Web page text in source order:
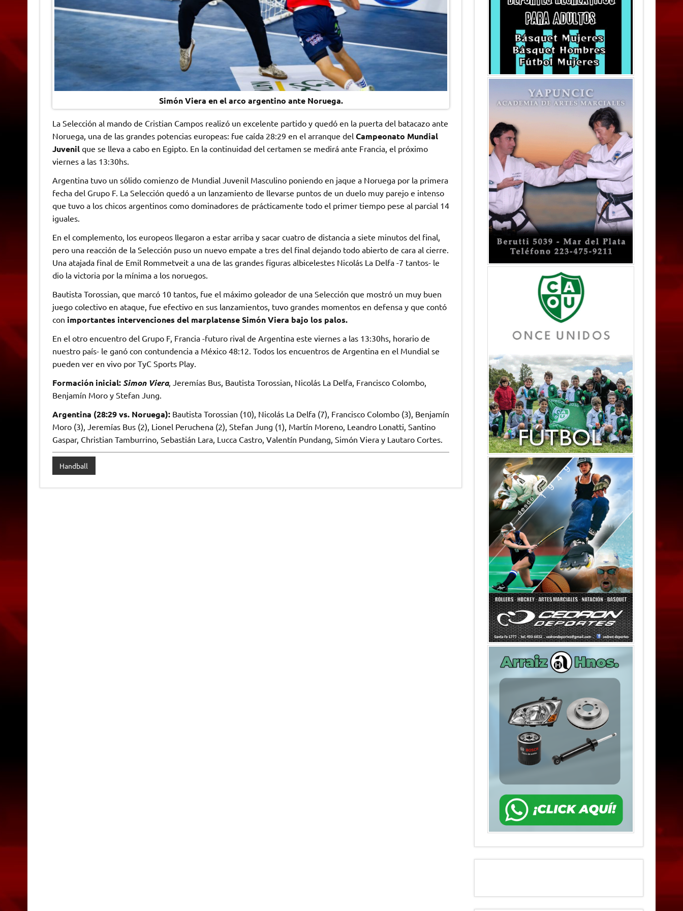
Simón Viera en el arco argentino ante Noruega.
La Selección al mando de Cristian Campos realizó un excelente partido y quedó en la puerta del batacazo ante
Noruega, una de las grandes potencias europeas: fue caída 28:29 en el arranque del Campeonato Mundial
Juvenilque se lleva a cabo en Egipto. En la continuidad del certamen se medirá ante Francia, el próximo
viernes a las 13:30hs.
Argentina tuvo un sólido comienzo de Mundial Juvenil Masculino poniendo en jaque a Noruega por la primera
fecha del Grupo F. La Selección quedó a un lanzamiento de llevarse puntos de un duelo muy parejo e intenso
que tuvo a los chicos argentinos como dominadores de prácticamente todo el primer tiempo pese al parcial 14
iguales.
En el complemento, los europeos llegaron a estar arriba y sacar cuatro de distancia a siete minutos del final,
pero una reacción de la Selección puso un nuevo empate a tres del final dejando todo abierto de cara al cierre.
Una atajada final de Emil Rommetveit a una de las grandes figuras albicelestes Nicolás La Delfa -7 tantos- le
dio la victoria por la mínima a los noruegos.
Bautista Torossian, que marcó 10 tantos, fue el máximo goleador de una Selección que mostró un muy buen
juego colectivo en ataque, fue efectivo en sus lanzamientos, tuvo grandes momentos en defensa y que contó
con importantes intervenciones del marplatense Simón Viera bajo los palos.
En el otro encuentro del Grupo F, Francia -futuro rival de Argentina este viernes a las 13:30hs, horario de
nuestro país- le ganó con contundencia a México 48:12. Todos los encuentros de Argentina en el Mundial se
pueden ver en vivo por TyC Sports Play.
Formación inicial: Simon Viera, Jeremías Bus, Bautista Torossian, Nicolás La Delfa, Francisco Colombo,
Benjamín Moro y Stefan Jung.
Argentina (28:29 vs. Noruega): Bautista Torossian (10), Nicolás La Delfa (7), Francisco Colombo (3), Benjamín
Moro (3), Jeremías Bus (2), Lionel Peruchena (2), Stefan Jung (1), Martín Moreno, Leandro Lonatti, Santino
Gaspar, Christian Tamburrino, Sebastián Lara, Lucca Castro, Valentín Pundang, Simón Viera y Lautaro Cortes.
Handball